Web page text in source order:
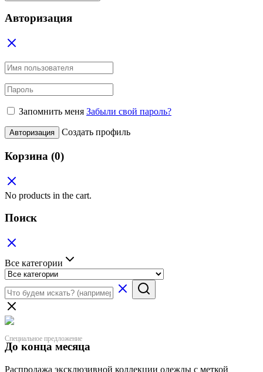
Авторизация
Запомнить меня Забыли свой пароль?
Авторизация Создать профиль
Корзина (0)
No products in the cart.
Поиск
Все категории
Специальное предложение
До конца месяца
Распродажа эксклюзивной коллекции одежды с меткой